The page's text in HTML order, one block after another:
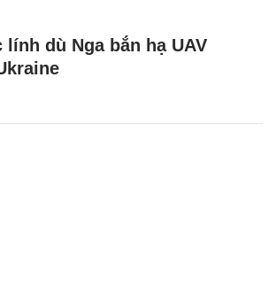
lính dù Nga bắn hạ UAV